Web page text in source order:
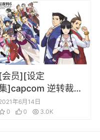
[会员][设定
]capcom 逆转裁判
公式设定+特典画集
物角色设定插画集
年6月14日
0
0 3.0K